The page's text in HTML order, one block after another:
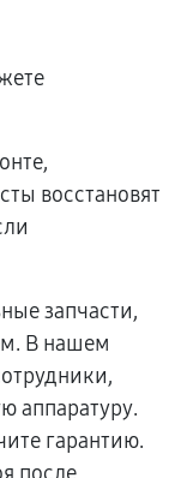
восстановят
запчасти,
В нашем
аппаратуру.
гарантию.